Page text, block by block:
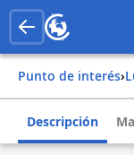
Punto de interés›
Descripción